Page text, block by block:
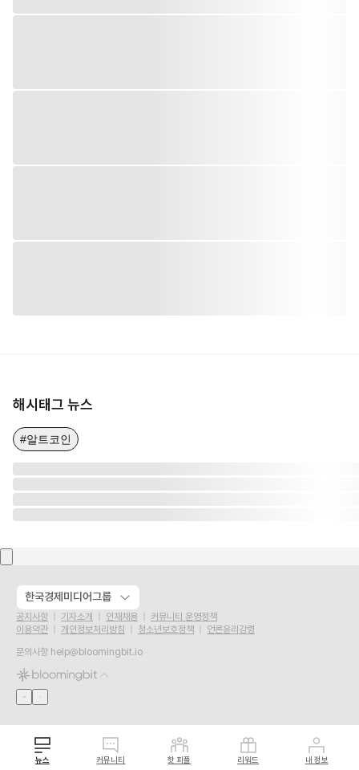
해시태그 뉴스
#알트코인
한국경제미디어그룹
공지사항 기자소개 인재채용
커뮤니티 운영정책
이용약관
개인정보처리방침 청소년보호정책
언론윤리강령
문의사항 help@bloomingbit.io
뉴스 커뮤니티 핫 피플 리워드 내 정보